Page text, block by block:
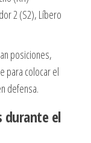
2 (S2), Líbero
posiciones,
para colocar el
defensa.
durante el